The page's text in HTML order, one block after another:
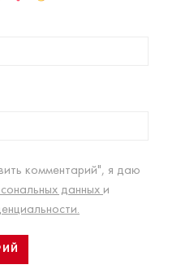
комментарий", я даю
данных и